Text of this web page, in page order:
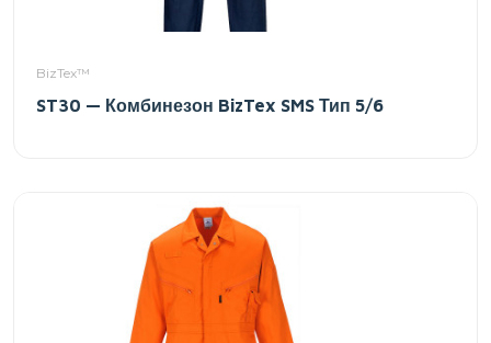
BizTex™
ST30 — Комбинезон BizTex SMS Тип 5/6